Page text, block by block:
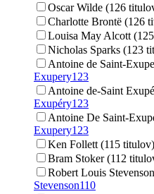
Oscar Wilde (126
Charlotte Brontë (126
Louisa May Alcott
Nicholas Sparks (123
Antoine de Saint-
Exupery123
Antoine de-Saint
Exupéry123
Antoine De Saint-
Exupery123
Ken Follett (115 titulov)
Bram Stoker (112
Robert Louis
Stevenson110